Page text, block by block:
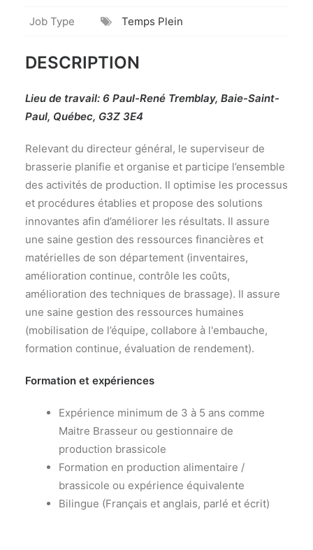
Job Type Temps Plein
DESCRIPTION
Lieu de travail: 6 Paul-René Tremblay, Baie-Saint-
Paul, Québec, G3Z 3E4
Relevant du directeur général, le superviseur de
brasserie planifie et organise et participe l’ensemble
des activités de production. Il optimise les processus
et procédures établies et propose des solutions
innovantes afin d’améliorer les résultats. Il assure
une saine gestion des ressources financières et
matérielles de son département (inventaires,
amélioration continue, contrôle les coûts,
amélioration des techniques de brassage). Il assure
une saine gestion des ressources humaines
(mobilisation de l’équipe, collabore à l'embauche,
formation continue, évaluation de rendement).
Formation et expériences
Expérience minimum de 3 à 5 ans comme
Maitre Brasseur ou gestionnaire de
production brassicole
Formation en production alimentaire /
brassicole ou expérience équivalente
Bilingue (Français et anglais, parlé et écrit)